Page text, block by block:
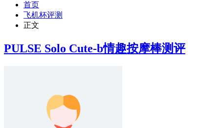
首页
飞机杯评测
正文
PULSE Solo Cute-b情趣按摩棒测评